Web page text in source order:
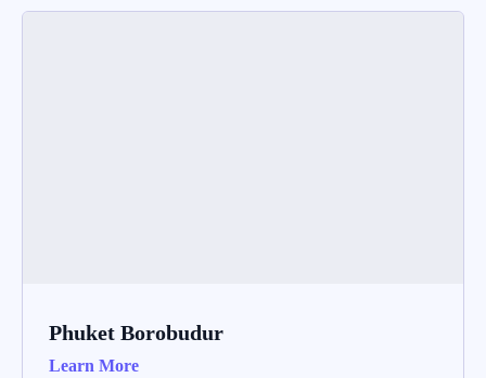
Phuket Borobudur
Learn More